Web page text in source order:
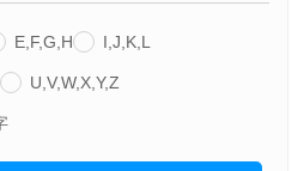
E,F,G,H I,J,K,L
U,V,W,X,Y,Z